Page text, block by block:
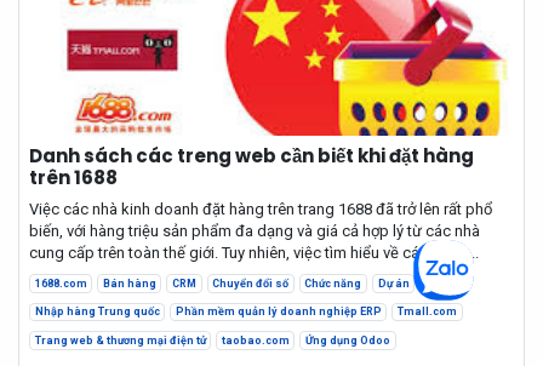
Danh sách các treng web cần biết khi đặt hàng
trên 1688
Việc các nhà kinh doanh đặt hàng trên trang 1688 đã trở lên rất phổ
biến, với hàng triệu sản phẩm đa dạng và giá cả hợp lý từ các nhà
cung cấp trên toàn thế giới. Tuy nhiên, việc tìm hiểu về các trang...
1688.com Bán hàng CRM Chuyển đổi số Chức năng Dự án
Nhập hàng Trung quốc Phần mềm quản lý doanh nghiệp ERP Tmall.com
Trang web & thương mại điện tử taobao.com Ứng dụng Odoo